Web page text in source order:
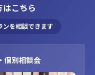
こちら
ンを相談できます
個別相談会